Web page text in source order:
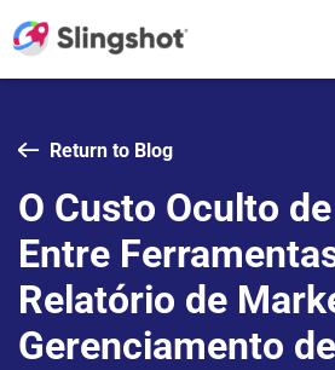
Return to Blog
O Custo Oculto
Entre
Relatório de
Gerenciamento